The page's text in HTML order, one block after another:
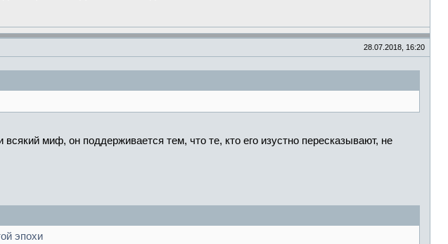
28.07.2018, 16:20
миф, он поддерживается тем, что те, кто его изустно пересказывают, не
эпохи